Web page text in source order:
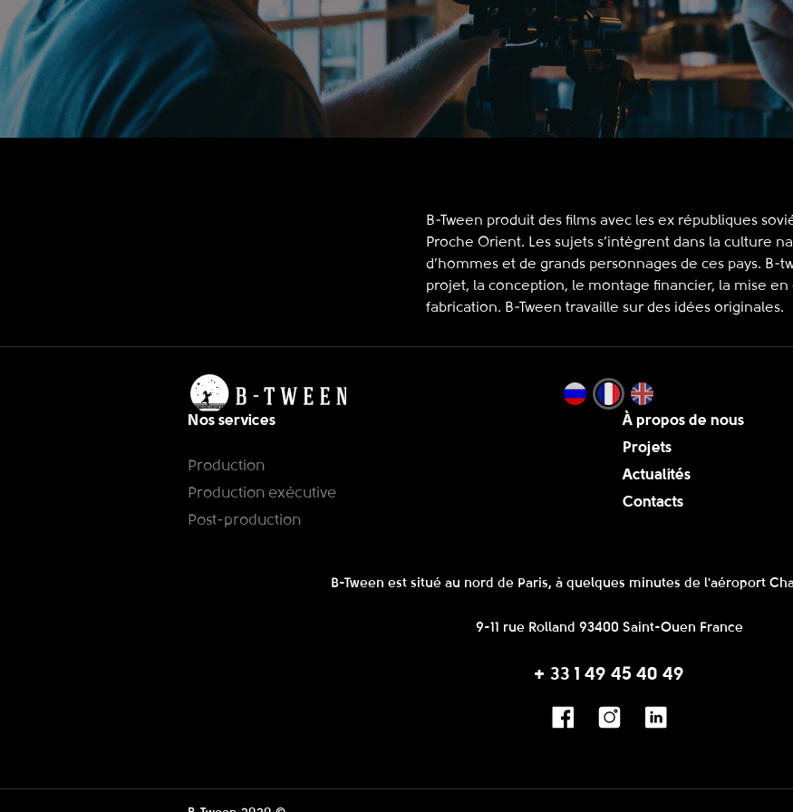
B-Tween produit des films avec les ex républiques
Proche Orient. Les sujets s’intègrent dans la culture
d’hommes et de grands personnages de ces pays. B-
projet, la conception, le montage financier, la mise en
fabrication. B-Tween travaille sur des idées originales.
Nos services
Production
Production exécutive
Post-production
À propos de nous
Projets
Actualités
Contacts
B-Tween est situé au nord de Paris, à quelques minutes de l'aéroport
9-11 rue Rolland 93400 Saint-Ouen France
+ 33 1 49 45 40 49